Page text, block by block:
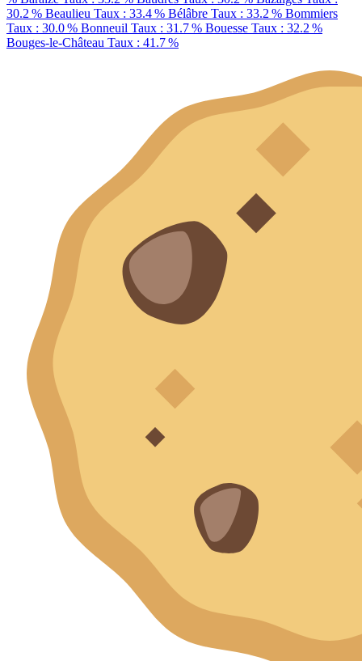
30.2 % Beaulieu Taux : 33.4 % Bélâbre Taux : 33.2 % Bommiers
Taux : 30.0 % Bonneuil Taux : 31.7 % Bouesse Taux : 32.2 %
Bouges-le-Château Taux : 41.7 %